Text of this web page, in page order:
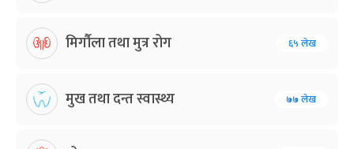
मिर्गौला तथा मुत्र रोग ६५ लेख
मुख तथा दन्त स्वास्थ्य ७७ लेख